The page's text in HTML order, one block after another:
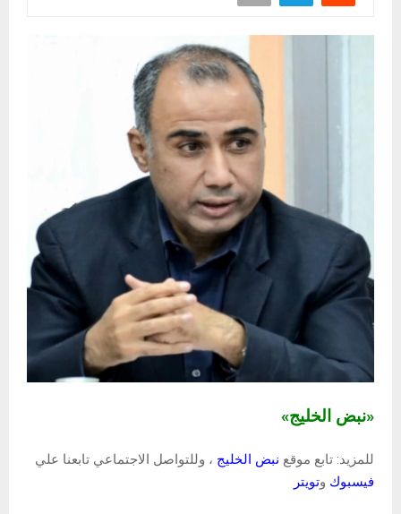
«نبض الخليج»
للمزيد: تابع موقع نبض الخليج ، وللتواصل الاجتماعي تابعنا علي
فيسبوك وتويتر